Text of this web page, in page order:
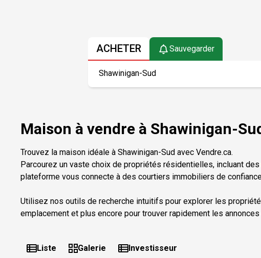
ACHETER Sauvegarder
Maison à vendre à Shawinigan-
Trouvez la maison idéale à Shawinigan-Sud avec Vendre.ca.
Parcourez un vaste choix de propriétés résidentielles, incluant des
plateforme vous connecte à des courtiers immobiliers de
Utilisez nos outils de recherche intuitifs pour explorer les
emplacement et plus encore pour trouver rapidement les
Liste Galerie Investisseur